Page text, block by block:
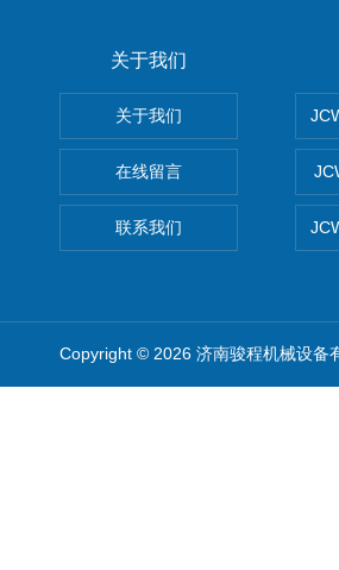
关于我们
关于我们
在线留言
联系我们
Copyright © 2026 济南骏程机械设备